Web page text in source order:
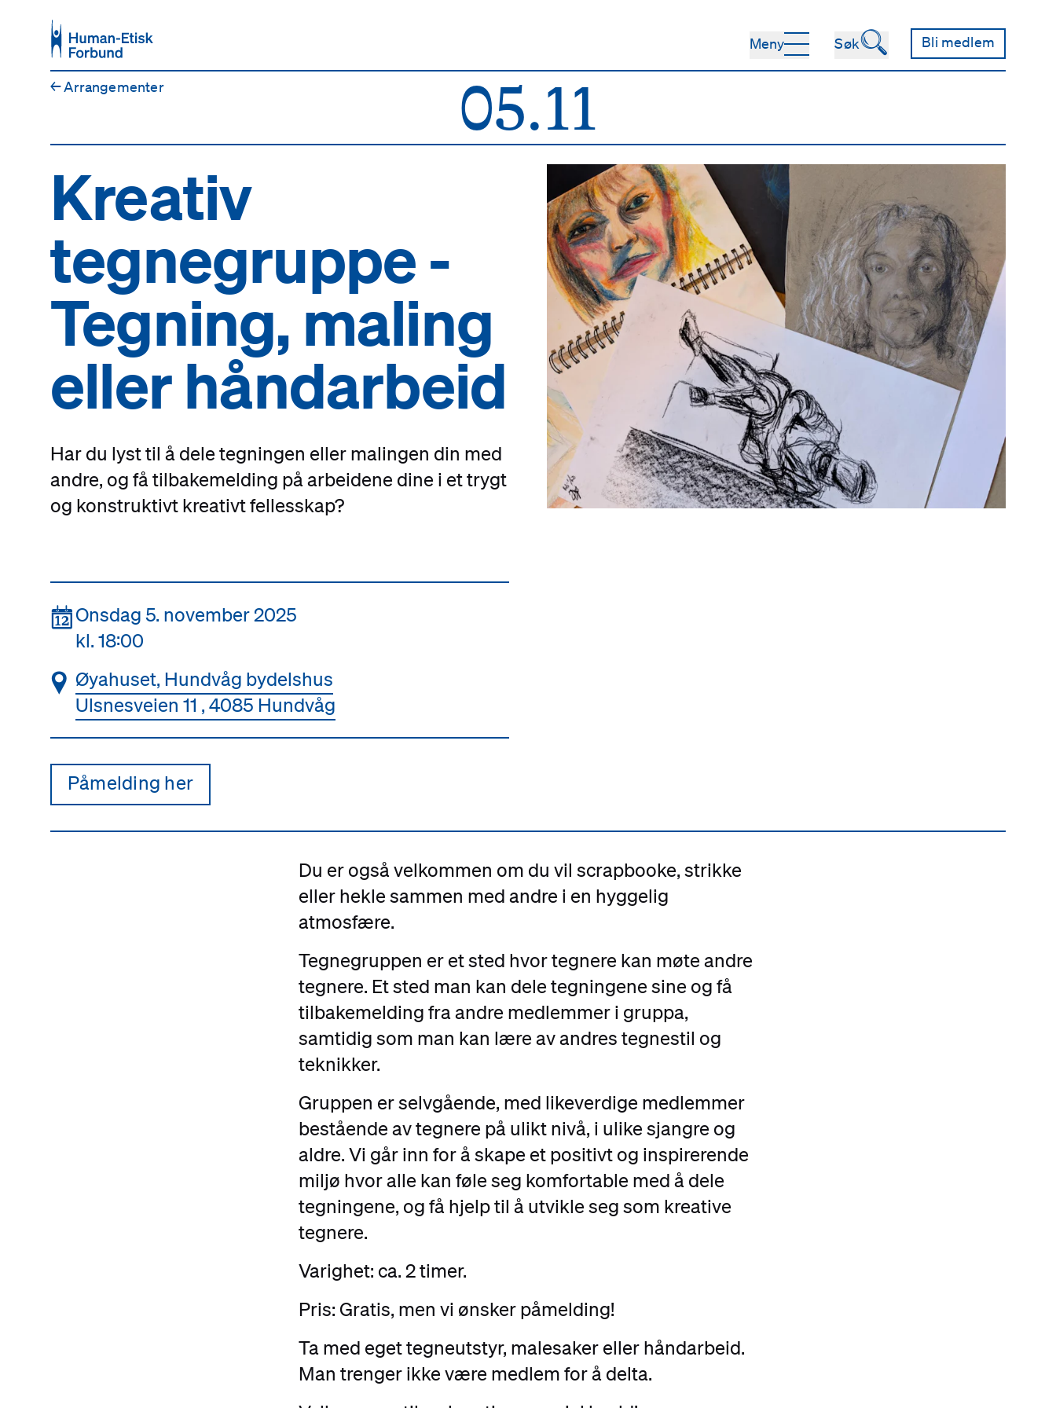
Meny Søk🔍 Bli medlem
←Arrangementer 05.11
Kreativ
tegnegruppe -
Tegning, maling
eller håndarbeid
Har du lyst til å dele tegningen eller malingen din med
andre, og få tilbakemelding på arbeidene dine i et trygt
og konstruktivt kreativt fellesskap?
📆Onsdag 5. november 2025
kl. 18:00
📍 Øyahuset, Hundvåg bydelshus
Ulsnesveien 11 , 4085 Hundvåg
Påmelding her
Du er også velkommen om du vil scrapbooke, strikke
eller hekle sammen med andre i en hyggelig
atmosfære.
Tegnegruppen er et sted hvor tegnere kan møte andre
tegnere. Et sted man kan dele tegningene sine og få
tilbakemelding fra andre medlemmer i gruppa,
samtidig som man kan lære av andres tegnestil og
teknikker.
Gruppen er selvgående, med likeverdige medlemmer
bestående av tegnere på ulikt nivå, i ulike sjangre og
aldre. Vi går inn for å skape et positivt og inspirerende
miljø hvor alle kan føle seg komfortable med å dele
tegningene, og få hjelp til å utvikle seg som kreative
tegnere.
Varighet: ca. 2 timer.
Pris: Gratis, men vi ønsker påmelding!
Ta med eget tegneutstyr, malesaker eller håndarbeid.
Man trenger ikke være medlem for å delta.